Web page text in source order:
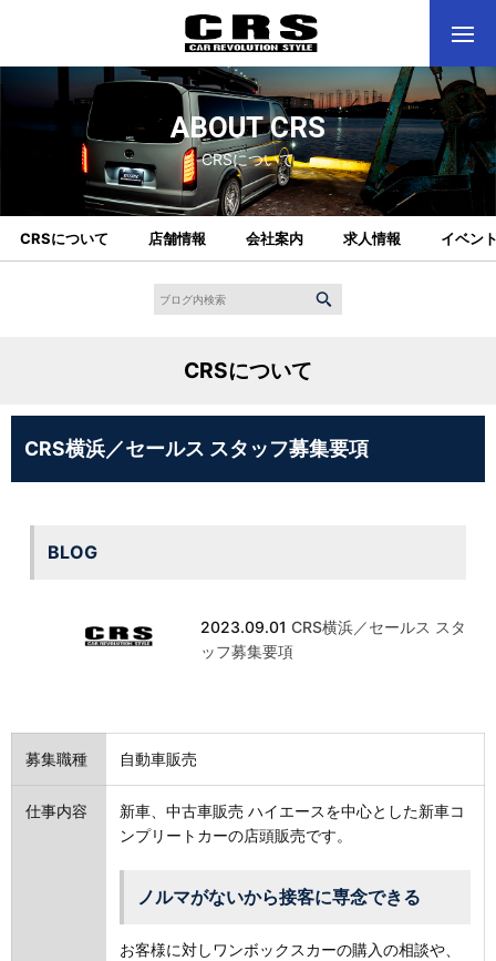
ABOUT CRS
CRSについて
CRSについて 店舗情報 会社案内 求人情報 イベン
CRSについて
CRS横浜／セールス スタッフ募集要項
BLOG
2023.09.01 CRS横浜／セールス スタ
ッフ募集要項
募集職種 自動車販売
仕事内容
新車、中古車販売 ハイエースを中心とした新車コ
ンプリートカーの店頭販売です。
ノルマがないから接客に専念できる
お客様に対しワンボックスカーの購入の相談や、